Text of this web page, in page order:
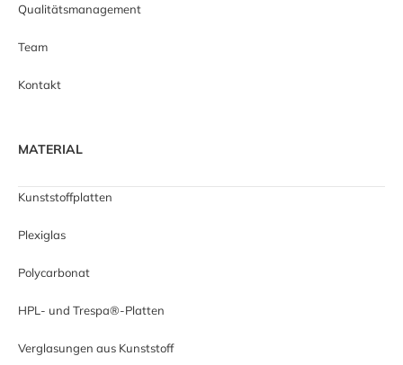
Qualitätsmanagement
Team
Kontakt
MATERIAL
Kunststoffplatten
Plexiglas
Polycarbonat
HPL- und Trespa®-Platten
Verglasungen aus Kunststoff